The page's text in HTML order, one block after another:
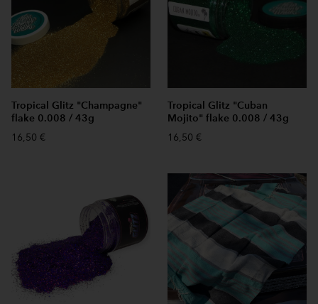
Tropical Glitz "Champagne"
flake 0.008 / 43g
16,50 €
Tropical Glitz "Cuban
Mojito" flake 0.008 / 43g
16,50 €